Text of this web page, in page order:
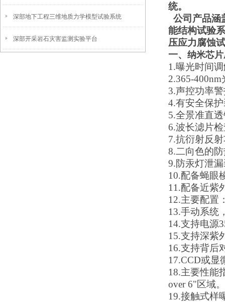
深部地下工程三维地质力学模型试验系统
深部开采岩石灾害监测实验平台
统。
公司产品涵
能结构试验
压应力腐蚀
一、 纳米芯
1.曝光时间
2.365-
3.声控功率
4.有安全保
5.全景准直
6.波长滤片
7.抗衍射反
8.二向色的
9.防汞灯泄
10.配备蝇眼
11.配备近紫
12.主要配置
13.手动系统
14.支持电源
15.支持深紫
16.支持背后
17.CCD或显
18.主要性能
over 6"区域。
19.接触式样